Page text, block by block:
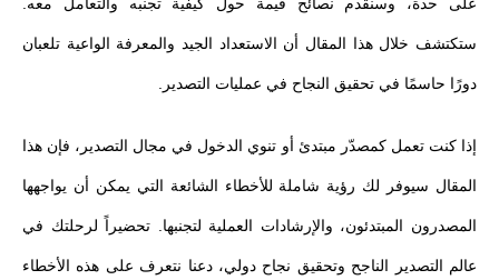
ستكتشف خلال هذا المقال أن الاستعداد الجيد والمعرفة الواعية تلعبان
دورًا حاسمًا في تحقيق النجاح في عمليات التصدير.
إذا كنت تعمل كمصدّر مبتدئ أو تنوي الدخول في مجال التصدير، فإن هذا
المقال سيوفر لك رؤية شاملة للأخطاء الشائعة التي يمكن أن يواجهها
المصدرون المبتدئون، والإرشادات العملية لتجنبها. تحضيراً لرحلتك في
عالم التصدير الناجح وتحقيق نجاح دولي، دعنا نتعرف على هذه الأخطاء